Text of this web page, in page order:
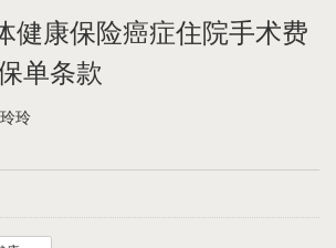
健康保险癌症住院手术费
单条款
玲